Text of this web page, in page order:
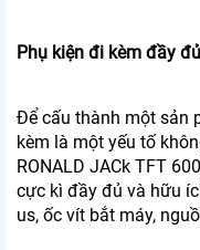
Phụ kiện đi kèm đầy đủ
Để cấu thành một sản
kèm là một yếu tố
RONALD JACk TFT
cực kì đầy đủ và hữu
us, ốc vít bắt máy,